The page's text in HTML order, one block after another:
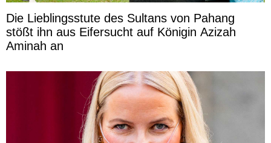
Die Lieblingsstute des Sultans von Pahang
stößt ihn aus Eifersucht auf Königin Azizah
Aminah an